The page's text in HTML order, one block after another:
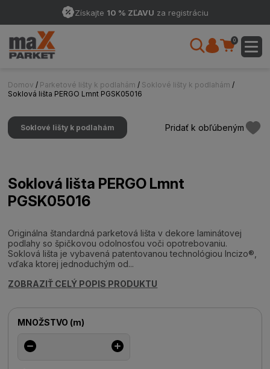
Získajte 10 % ZĽAVU za registráciu
0
Domov / Parketové lišty k podlahám / Soklové lišty k podlahám /
Soklová lišta PERGO Lmnt PGSK05016
Soklové lišty k podlahám Pridať k obľúbeným
Soklová lišta PERGO Lmnt
PGSK05016
Originálna štandardná parketová lišta v dekore laminátovej
podlahy so špičkovou odolnosťou voči opotrebovaniu.
Soklová lišta je vybavená patentovanou technológiou Incizo®,
vďaka ktorej jednoduchým od...
ZOBRAZIŤ CELÝ POPIS PRODUKTU
MNOŽSTVO (m)